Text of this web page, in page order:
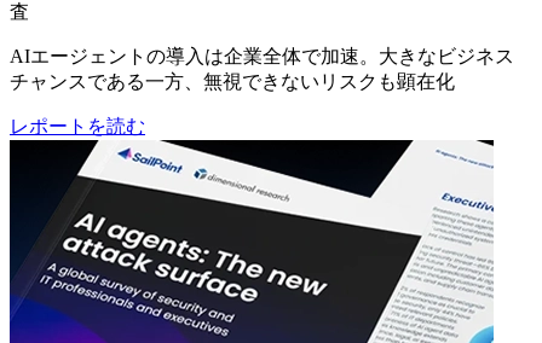
査
AIエージェントの導入は企業全体で加速。大きなビジネス
チャンスである一方、無視できないリスクも顕在化
レポートを読む